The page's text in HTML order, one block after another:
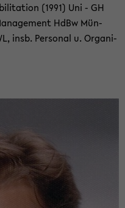
(1991) Uni - GH
HdBw Mün­
insb. Per­so­nal u. Or­ga­ni­